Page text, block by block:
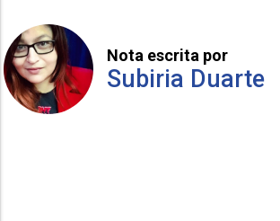
Nota escrita por
Subiria Duarte